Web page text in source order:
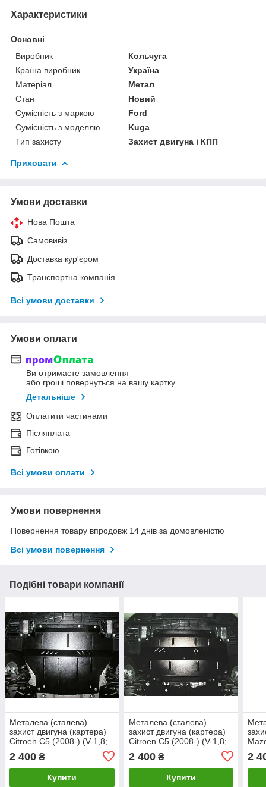
Характеристики
Основні
Виробник
Кольчуга
Країна виробник
Україна
Матеріал
Метал
Стан
Новий
Сумісність з маркою
Ford
Сумісність з моделлю
Kuga
Тип захисту
Захист двигуна і КПП
Приховати
Умови доставки
Нова Пошта
Самовивіз
Доставка кур'єром
Транспортна компанія
Всі умови доставки
Умови оплати
Ви отримаєте замовлення
або гроші повернуться на вашу картку
Детальніше
Оплатити частинами
Післяплата
Готівкою
Всі умови оплати
Умови повернення
Повернення товару впродовж 14 днів за домовленістю
Всі умови повернення
Подібні товари компанії
Металева (сталева)
захист двигуна (картера)
Citroen С5 (2008-) (V-1,8;
2 400 ₴
Купити
Металева (сталева)
захист двигуна (картера)
Citroen С5 (2008-) (V-1,8;
2 400₴
Купити
2